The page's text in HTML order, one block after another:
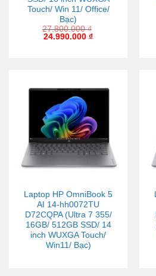
Touch/ Win 11/ Office/
Bạc)
27.800.000₫
24.990.000 ₫
Laptop HP OmniBook 5
AI 14-hh0072TU
D72CQPA (Ultra 7 355/
16GB/ 512GB SSD/ 14
inch WUXGA Touch/
Win11/ Bạc)